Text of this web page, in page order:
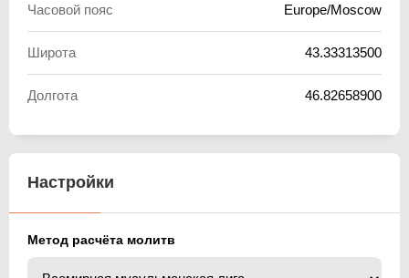
Часовой пояс Europe/Moscow
Широта 43.33313500
Долгота 46.82658900
Настройки
Метод расчёта молитв